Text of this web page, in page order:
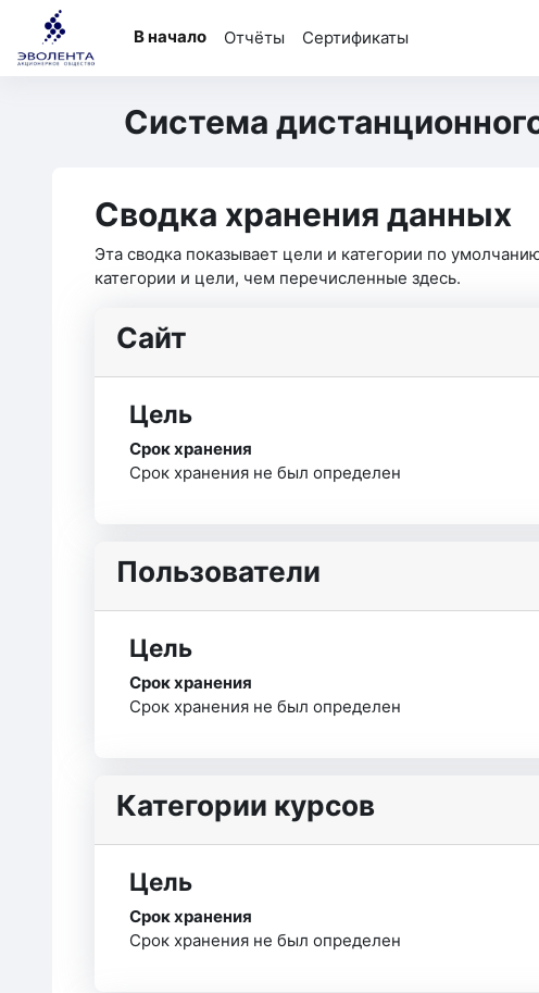
Перейти к основному содержанию
В начало
Отчёты Сертификаты
Система
Сводка хранения данных
Эта сводка показывает цели и категории по
категории и цели, чем перечисленные здесь.
Сайт
Цель
Срок хранения
Срок хранения не был определен
Пользователи
Цель
Срок хранения
Срок хранения не был определен
Категории курсов
Цель
Срок хранения
Срок хранения не был определен